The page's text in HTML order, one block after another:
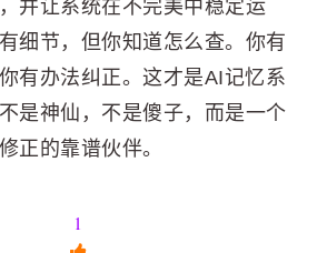
并让系统在不完美中稳定运
细节，但你知道怎么查。你有
有办法纠正。这才是AI记忆系
是神仙，不是傻子，而是一个
正的靠谱伙伴。
1